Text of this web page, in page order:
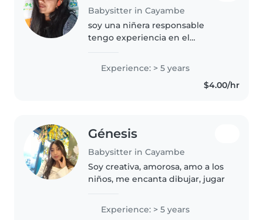
Babysitter in Cayambe
soy una niñera responsable
tengo experiencia en el
madre de un niños de cinco
años. soy paciente y los cuido
Experience: > 5 years
$4.00/hr
Génesis
Babysitter in Cayambe
Soy creativa, amorosa, amo a los
niños, me encanta dibujar, jugar
Experience: > 5 years